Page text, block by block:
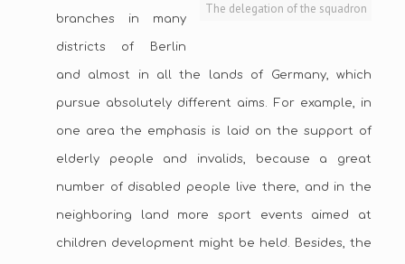
The delegation of the squadron
branches in many
districts of Berlin
and almost in all the lands of Germany, which
pursue absolutely different aims. For example, in
one area the emphasis is laid on the support of
elderly people and invalids, because a great
number of disabled people live there, and in the
neighboring land more sport events aimed at
children development might be held. Besides, the